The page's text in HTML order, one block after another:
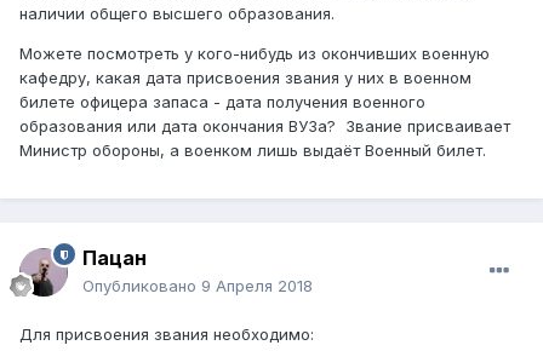
наличии общего высшего образования.
Можете посмотреть у кого-нибудь из окончивших военную
кафедру, какая дата присвоения звания у них в военном
билете офицера запаса - дата получения военного
образования или дата окончания ВУЗа? Звание присваивает
Министр обороны, а военком лишь выдаёт Военный билет.
Пацан
Опубликовано 9 Апреля 2018
Для присвоения звания необходимо: